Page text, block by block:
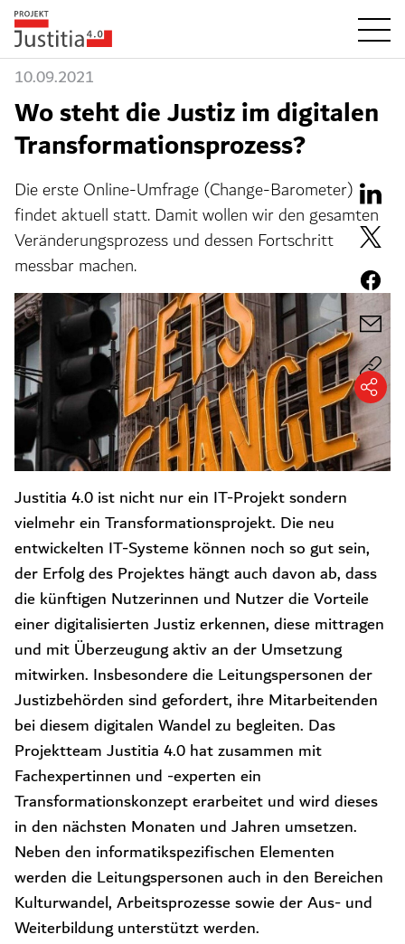
10.09.2021
Wo steht die Justiz im digitalen
Transformationsprozess?
Die erste Online-Umfrage (Change-Barometer)
findet aktuell statt. Damit wollen wir den gesamten
Veränderungsprozess und dessen Fortschritt
messbar machen.
Justitia 4.0 ist nicht nur ein IT-Projekt sondern
vielmehr ein Transformationsprojekt. Die neu
entwickelten IT-Systeme können noch so gut sein,
der Erfolg des Projektes hängt auch davon ab, dass
die künftigen Nutzerinnen und Nutzer die Vorteile
einer digitalisierten Justiz erkennen, diese mittragen
und mit Überzeugung aktiv an der Umsetzung
mitwirken. Insbesondere die Leitungspersonen der
Justizbehörden sind gefordert, ihre Mitarbeitenden
bei diesem digitalen Wandel zu begleiten. Das
Projektteam Justitia 4.0 hat zusammen mit
Fachexpertinnen und -experten ein
Transformationskonzept erarbeitet und wird dieses
in den nächsten Monaten und Jahren umsetzen.
Neben den informatikspezifischen Elementen
werden die Leitungspersonen auch in den Bereichen
Kulturwandel, Arbeitsprozesse sowie der Aus- und
Weiterbildung unterstützt werden.